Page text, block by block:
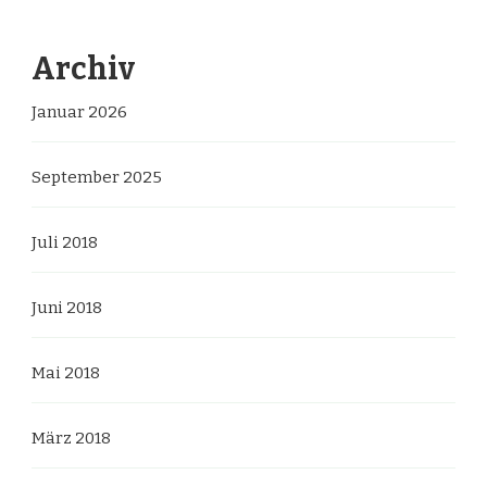
Archiv
Januar 2026
September 2025
Juli 2018
Juni 2018
Mai 2018
März 2018